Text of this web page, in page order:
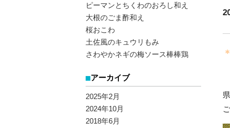
＊
ピーマンとちくわのおろし和え
大根のごま酢和え
桜おこわ
土佐風のキュウリもみ
さわやかネギの梅ソース棒棒鶏
アーカイブ
2025年2月
2024年10月
2018年6月